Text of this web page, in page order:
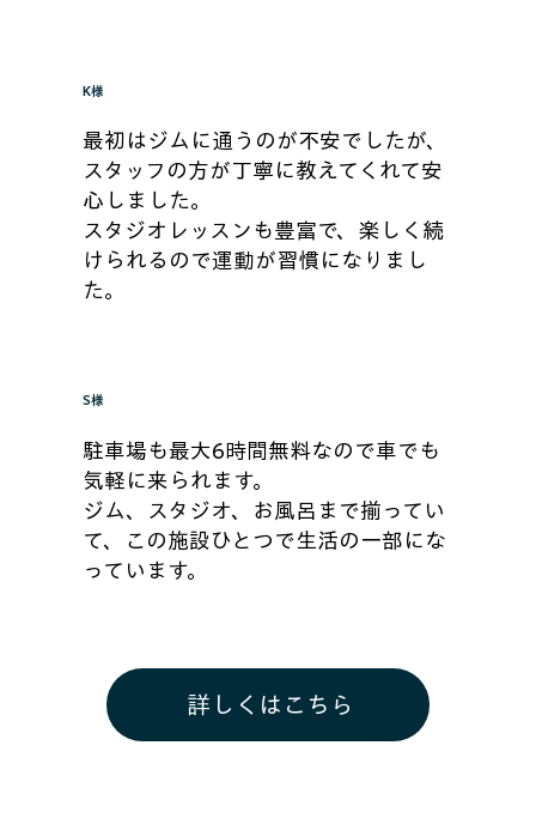
最初はジムに通うのが不安でしたが、
スタッフの方が丁寧に教えてくれて安
心しました。
スタジオレッスンも豊富で、楽しく続
けられるので運動が習慣になりまし
た。
​K様
駐車場も最大6時間無料なので車でも
気軽に来られます。
ジム、スタジオ、お風呂まで揃ってい
て、この施設ひとつで生活の一部にな
っています。
​S様
詳しくはこちら